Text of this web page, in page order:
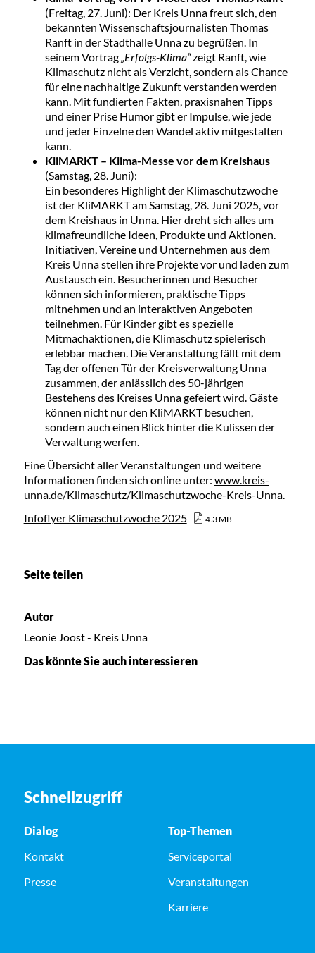
(Freitag, 27. Juni): Der Kreis Unna freut sich, den
bekannten Wissenschaftsjournalisten Thomas
Ranft in der Stadthalle Unna zu begrüßen. In
seinem Vortrag„Erfolgs-Klima“zeigt Ranft, wie
Klimaschutz nicht als Verzicht, sondern als Chance
für eine nachhaltige Zukunft verstanden werden
kann. Mit fundierten Fakten, praxisnahen Tipps
und einer Prise Humor gibt er Impulse, wie jede
und jeder Einzelne den Wandel aktiv mitgestalten
kann.
KliMARKT – Klima-Messe vor dem Kreishaus
(Samstag, 28. Juni):
Ein besonderes Highlight der Klimaschutzwoche
ist der KliMARKT am Samstag, 28. Juni 2025, vor
dem Kreishaus in Unna. Hier dreht sich alles um
klimafreundliche Ideen, Produkte und Aktionen.
Initiativen, Vereine und Unternehmen aus dem
Kreis Unna stellen ihre Projekte vor und laden zum
Austausch ein. Besucherinnen und Besucher
können sich informieren, praktische Tipps
mitnehmen und an interaktiven Angeboten
teilnehmen. Für Kinder gibt es spezielle
Mitmachaktionen, die Klimaschutz spielerisch
erlebbar machen. Die Veranstaltung fällt mit dem
Tag der offenen Tür der Kreisverwaltung Unna
zusammen, der anlässlich des 50-jährigen
Bestehens des Kreises Unna gefeiert wird. Gäste
können nicht nur den KliMARKT besuchen,
sondern auch einen Blick hinter die Kulissen der
Verwaltung werfen.
Eine Übersicht aller Veranstaltungen und weitere
Informationen finden sich online unter: www.kreis-
unna.de/Klimaschutz/Klimaschutzwoche-Kreis-Unna.
Infoflyer Klimaschutzwoche 2025
4.3 MB
Seite teilen
Autor
Leonie Joost - Kreis Unna
Das könnte Sie auch interessieren
Schnellzugriff
Dialog
Kontakt
Presse
Top-Themen
Serviceportal
Veranstaltungen
Karriere